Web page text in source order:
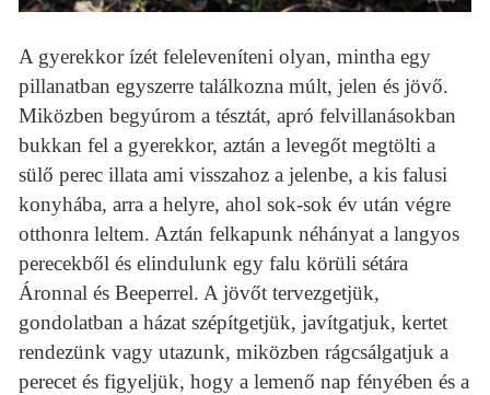
A gyerekkor ízét feleleveníteni olyan, mintha egy
pillanatban egyszerre találkozna múlt, jelen és jövő.
Miközben begyúrom a tésztát, apró felvillanásokban
bukkan fel a gyerekkor, aztán a levegőt megtölti a
sülő perec illata ami visszahoz a jelenbe, a kis falusi
konyhába, arra a helyre, ahol sok-sok év után végre
otthonra leltem. Aztán felkapunk néhányat a langyos
perecekből és elindulunk egy falu körüli sétára
Áronnal és Beeperrel. A jövőt tervezgetjük,
gondolatban a házat szépítgetjük, javítgatjuk, kertet
rendezünk vagy utazunk, miközben rágcsálgatjuk a
perecet és figyeljük, hogy a lemenő nap fényében és a